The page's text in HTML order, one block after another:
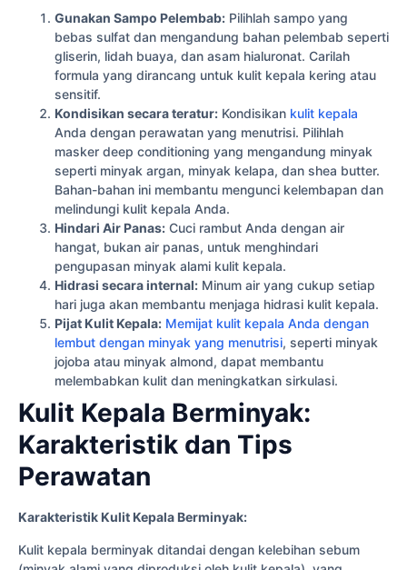
Gunakan Sampo Pelembab: Pilihlah sampo yang
bebas sulfat dan mengandung bahan pelembab seperti
gliserin, lidah buaya, dan asam hialuronat. Carilah
formula yang dirancang untuk kulit kepala kering atau
sensitif.
Kondisikan secara teratur: Kondisikan kulit kepala
Anda dengan perawatan yang menutrisi. Pilihlah
masker deep conditioning yang mengandung minyak
seperti minyak argan, minyak kelapa, dan shea butter.
Bahan-bahan ini membantu mengunci kelembapan dan
melindungi kulit kepala Anda.
Hindari Air Panas: Cuci rambut Anda dengan air
hangat, bukan air panas, untuk menghindari
pengupasan minyak alami kulit kepala.
Hidrasi secara internal: Minum air yang cukup setiap
hari juga akan membantu menjaga hidrasi kulit kepala.
Pijat Kulit Kepala: Memijat kulit kepala Anda dengan
lembut dengan minyak yang menutrisi, seperti minyak
jojoba atau minyak almond, dapat membantu
melembabkan kulit dan meningkatkan sirkulasi.
Kulit Kepala Berminyak:
Karakteristik dan Tips
Perawatan
Karakteristik Kulit Kepala Berminyak:
Kulit kepala berminyak ditandai dengan kelebihan sebum